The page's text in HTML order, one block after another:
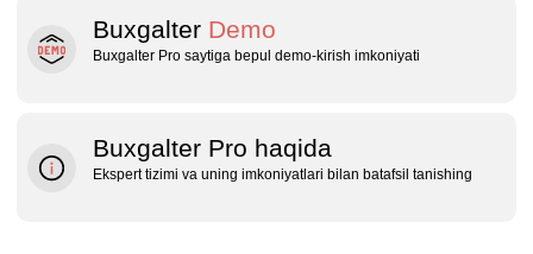
Buxgalter Demo
Buxgalter Pro saytiga bepul demo‑kirish imkoniyati
Buxgalter Pro haqida
Ekspert tizimi va uning imkoniyatlari bilan batafsil tanishing